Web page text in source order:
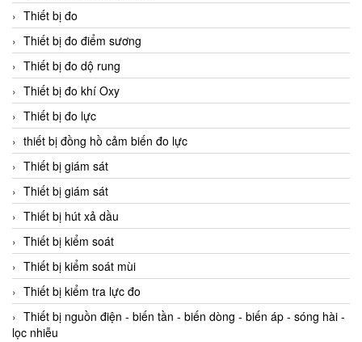
Thiết bị đo
Thiết bị đo điểm sương
Thiết bị đo dộ rung
Thiết bị đo khí Oxy
Thiết bị đo lực
thiết bị đồng hồ cảm biến đo lực
Thiết bị giám sát
Thiết bị giám sát
Thiết bị hút xả dầu
Thiết bị kiểm soát
Thiết bị kiểm soát mùi
Thiết bị kiểm tra lực đo
Thiết bị nguồn điện - biến tần - biến dòng - biến áp - sóng hài -
lọc nhiễu